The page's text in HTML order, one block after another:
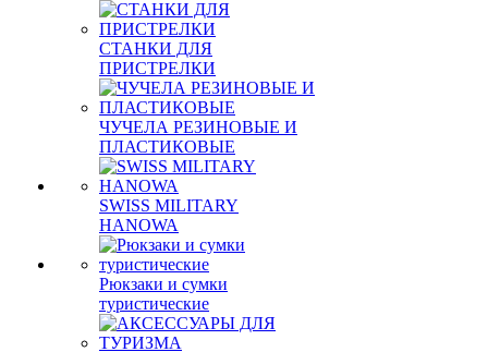
СТАНКИ ДЛЯ
ПРИСТРЕЛКИ
ЧУЧЕЛА РЕЗИНОВЫЕ И
ПЛАСТИКОВЫЕ
SWISS MILITARY
HANOWA
Рюкзаки и сумки
туристические